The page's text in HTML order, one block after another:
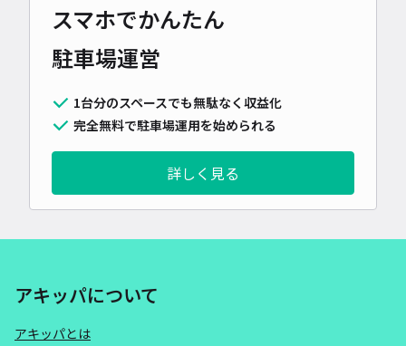
スマホでかんたん
駐車場運営
1台分のスペースでも無駄なく収益化
完全無料で駐車場運用を始められる
詳しく見る
アキッパについて
アキッパとは